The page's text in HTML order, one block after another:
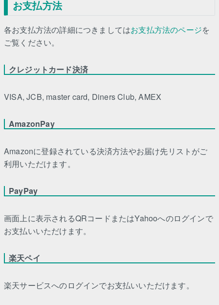
お支払方法
各お支払方法の詳細につきましてはお支払方法のページを
ご覧ください。
クレジットカード決済
VISA, JCB, master card, Diners Club, AMEX
AmazonPay
Amazonに登録されている決済方法やお届け先リストがご
利用いただけます。
PayPay
画面上に表示されるQRコードまたはYahooへのログインで
お支払いいただけます。
楽天ペイ
楽天サービスへのログインでお支払いいただけます。